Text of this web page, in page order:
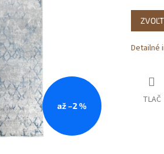
až –2 %
cena:
Detailné
TLAČ